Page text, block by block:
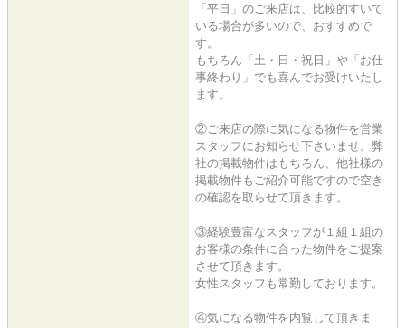
「平日」のご来店は、比較的すいて
いる場合が多いので、おすすめで
す。
もちろん「土・日・祝日」や「お仕
事終わり」でも喜んでお受けいたし
ます。
②ご来店の際に気になる物件を営業
スタッフにお知らせ下さいませ。弊
社の掲載物件はもちろん、他社様の
掲載物件もご紹介可能ですので空き
の確認を取らせて頂きます。
③経験豊富なスタッフが１組１組の
お客様の条件に合った物件をご提案
させて頂きます。
女性スタッフも常勤しております。
④気になる物件を内覧して頂きま